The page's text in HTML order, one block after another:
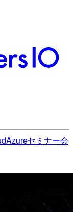
Azureセミナー会